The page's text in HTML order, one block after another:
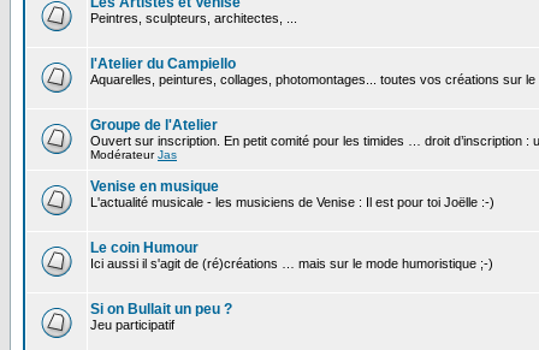
Peintres, sculpteurs, architectes, ...
l'Atelier du Campiello
Aquarelles, peintures, collages, photomontages... toutes vos créations sur le
Groupe de l'Atelier
Ouvert sur inscription. En petit comité pour les timides … droit d’inscription :
ModérateurJas
Venise en musique
L'actualité musicale - les musiciens de Venise : Il est pour toi Joëlle :-)
Le coin Humour
Ici aussi il s'agit de (ré)créations … mais sur le mode humoristique ;-)
Si on Bullait un peu ?
Jeu participatif